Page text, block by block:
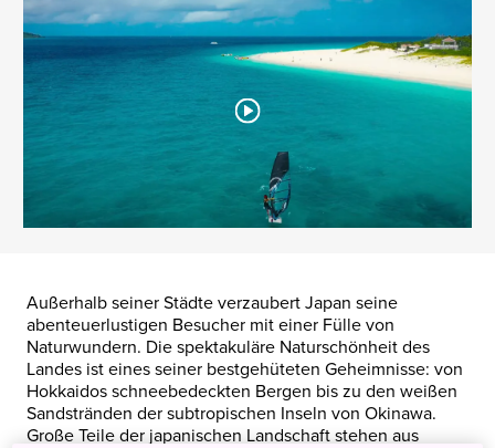
Außerhalb seiner Städte verzaubert Japan seine
abenteuerlustigen Besucher mit einer Fülle von
Naturwundern. Die spektakuläre Naturschönheit des
Landes ist eines seiner bestgehüteten Geheimnisse: von
Hokkaidos schneebedeckten Bergen bis zu den weißen
Sandstränden der subtropischen Inseln von Okinawa.
Große Teile der japanischen Landschaft stehen aus